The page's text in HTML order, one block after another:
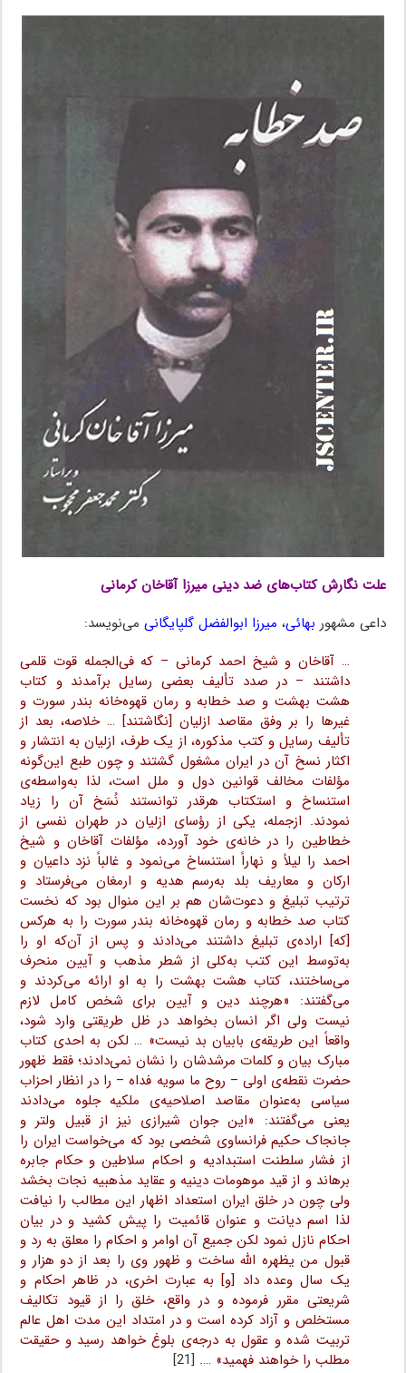
علت نگارش کتاب‌های ضد دینی میرزا آقاخان کرمانی
داعی مشهور بهائی، میرزا ابوالفضل گلپایگانی می‌نویسد:
… آقاخان و شیخ احمد کرمانی – که فی‌الجمله قوت قلمی
داشتند – در صدد تألیف بعضی رسایل برآمدند و کتاب
هشت بهشت و صد خطابه و رمان قهوه‌خانه بندر سورت و
غیرها را بر وفق مقاصد ازلیان [نگاشتند] … خلاصه، بعد از
تألیف رسایل و کتب مذکوره، از یک طرف، ازلیان به انتشار و
اکثار نسخ آن در ایران مشغول گشتند و چون طبع این‌گونه
مؤلفات مخالف قوانین دول و ملل است، لذا به‌واسطه‌ی
استنساخ و استکتاب هرقدر توانستند نُسَخ آن را زیاد
نمودند. ازجمله، یکی از رؤسای ازلیان در طهران نفسی از
خطاطین را در خانه‌ی خود آورده، مؤلفات آقاخان و شیخ
احمد را لیلاً و نهاراً استنساخ می‌نمود و غالباً نزد داعیان و
ارکان و معاریف بلد به‌رسم هدیه و ارمغان می‌فرستاد و
ترتیب تبلیغ و دعوت‌شان هم بر این منوال بود که نخست
کتاب صد خطابه و رمان قهوه‌خانه بندر سورت را به هرکس
[که] اراده‌ی تبلیغ داشتند می‌دادند و پس از آن‌که او را
به‌توسط این کتب به‌کلی از شطر مذهب و آیین منحرف
می‌ساختند، کتاب هشت بهشت را به او ارائه می‌کردند و
می‌گفتند: «هرچند دین و آیین برای شخص کامل لازم
نیست ولی اگر انسان بخواهد در ظل طریقتی وارد شود،
واقعاً این طریقه‌ی بابیان بد نیست» … لکن به احدی کتاب
مبارک بیان و کلمات مرشدشان را نشان نمی‌دادند؛ فقط ظهور
حضرت نقطه‌ی اولی – روح ما سویه فداه – را در انظار احزاب
سیاسی به‌عنوان مقاصد اصلاحیه‌ی ملکیه جلوه می‌دادند
یعنی می‌گفتند: «این جوان شیرازی نیز از قبیل ولتر و
جانجاک حکیم فرانساوی شخصی بود که می‌خواست ایران را
از فشار سلطنت استبدادیه و احکام سلاطین و حکام جابره
برهاند و از قید موهومات دینیه و عقاید مذهبیه نجات بخشد
ولی چون در خلق ایران استعداد اظهار این مطالب را نیافت
لذا اسم دیانت و عنوان قائمیت را پیش کشید و در بیان
احکام نازل نمود لکن جمیع آن اوامر و احکام را معلق به رد و
قبول من یظهره الله ساخت و ظهور وی را بعد از دو هزار و
یک سال وعده داد [و] به عبارت اخرى، در ظاهر احکام و
شریعتی مقرر فرموده و در واقع، خلق را از قیود تکالیف
مستخلص و آزاد کرده است و در امتداد این مدت اهل عالم
تربیت شده و عقول به درجه‌ی بلوغ خواهد رسید و حقیقت
مطلب را خواهند فهمید» …. [21]